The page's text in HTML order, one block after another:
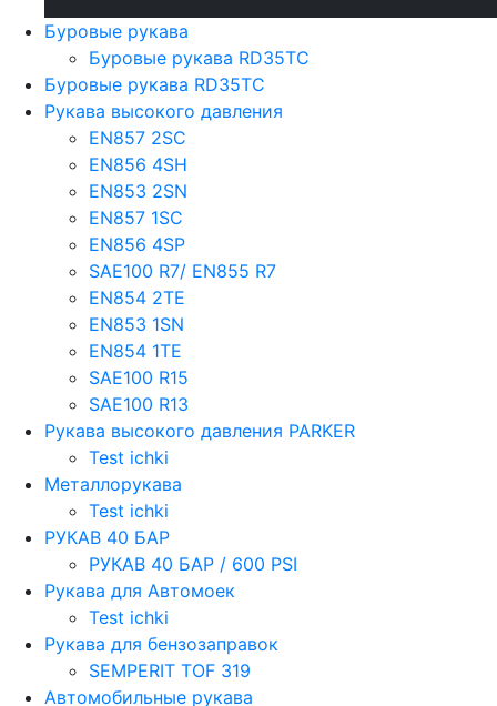
Буровые рукава
Буровые рукава RD35TC
Буровые рукава RD35TC
Рукава высокого давления
EN857 2SС
EN856 4SH
EN853 2SN
EN857 1SC
EN856 4SP
SAE100 R7/ EN855 R7
EN854 2TE
EN853 1SN
EN854 1TE
SAE100 R15
SAE100 R13
Рукава высокого давления PARKER
Test ichki
Металлорукава
Test ichki
РУКАВ 40 БАР
РУКАВ 40 БАР / 600 PSI
Рукава для Автомоек
Test ichki
Рукава для бензозаправок
SEMPERIT TOF 319
Автомобильные рукава